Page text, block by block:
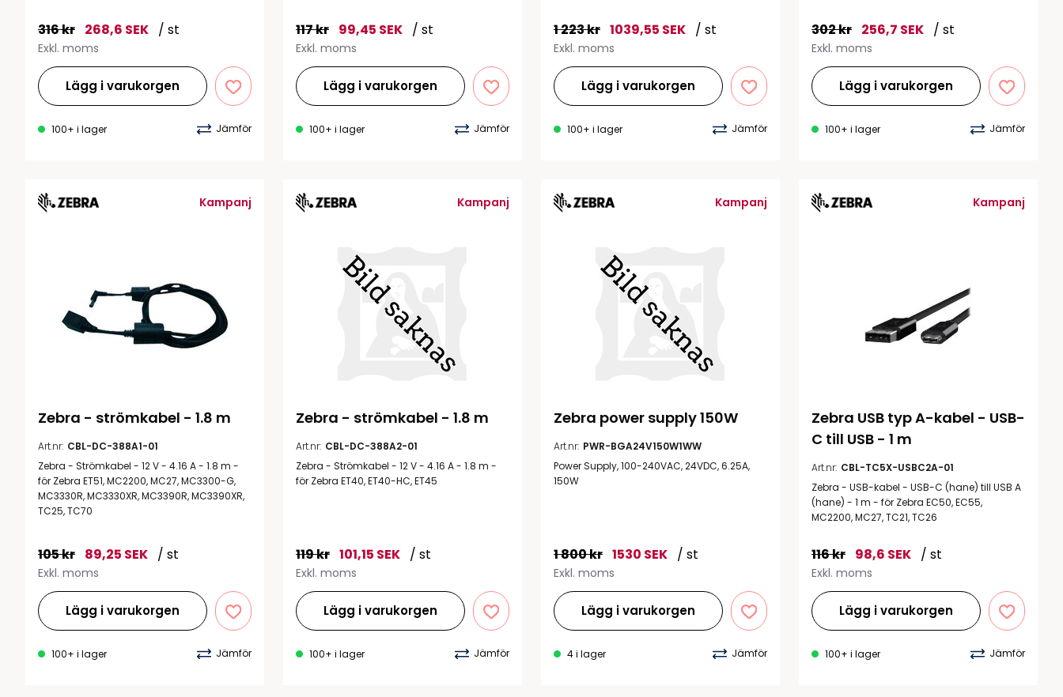
316 kr 268,6 SEK / st
Exkl. moms
Lägg i varukorgen
100+ i lager Jämför
117 kr 99,45 SEK / st
Exkl. moms
Lägg i varukorgen
100+ i lager Jämför
1 223 kr 1039,55 SEK / st
Exkl. moms
Lägg i varukorgen
100+ i lager Jämför
302 kr 256,7 SEK / st
Exkl. moms
Lägg i varukorgen
100+ i lager Jämför
Kampanj
Zebra - strömkabel - 1.8 m
Art.nr: CBL-DC-388A1-01
Zebra - Strömkabel - 12 V - 4.16 A - 1.8 m -
för Zebra ET51, MC2200, MC27, MC3300-G,
MC3330R, MC3330XR, MC3390R, MC3390XR,
TC25, TC70
105 kr 89,25 SEK / st
Exkl. moms
Lägg i varukorgen
100+ i lager Jämför
Kampanj
Zebra - strömkabel - 1.8 m
Art.nr: CBL-DC-388A2-01
Zebra - Strömkabel - 12 V - 4.16 A - 1.8 m -
för Zebra ET40, ET40-HC, ET45
119 kr 101,15 SEK / st
Exkl. moms
Lägg i varukorgen
100+ i lager Jämför
Kampanj
Zebra power supply 150W
Art.nr: PWR-BGA24V150W1WW
Power Supply, 100-240VAC, 24VDC, 6.25A,
150W
1 800 kr 1530 SEK / st
Exkl. moms
Lägg i varukorgen
4 i lager Jämför
Kampanj
Zebra USB typ A-kabel - USB-
C till USB - 1 m
Art.nr: CBL-TC5X-USBC2A-01
Zebra - USB-kabel - USB-C (hane) till USB A
(hane) - 1 m - för Zebra EC50, EC55,
MC2200, MC27, TC21, TC26
116 kr 98,6 SEK / st
Exkl. moms
Lägg i varukorgen
100+ i lager Jämför